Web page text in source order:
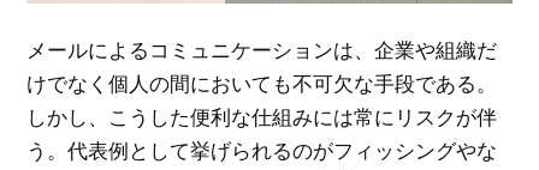
メールによるコミュニケーションは、企業や組織だ
けでなく個人の間においても不可欠な手段である。
しかし、こうした便利な仕組みには常にリスクが伴
う。代表例として挙げられるのがフィッシングやな